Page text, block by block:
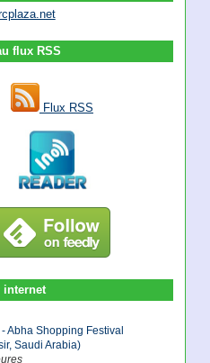
flux RSS
Flux RSS
Abha Shopping Festival
Saudi Arabia)